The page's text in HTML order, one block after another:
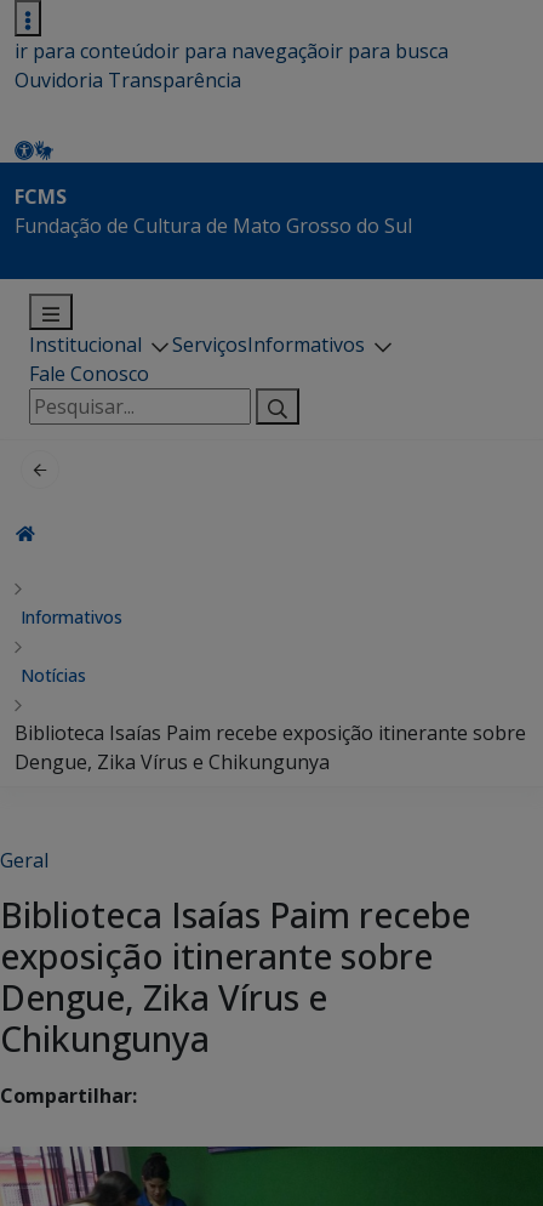
ir para conteúdoir para navegaçãoir para busca
Ouvidoria Transparência
FCMS
Fundação de Cultura de Mato Grosso do Sul
Institucional ServiçosInformativos
Fale Conosco
Pesquisar
por:
Informativos
Notícias
Biblioteca Isaías Paim recebe exposição itinerante sobre
Dengue, Zika Vírus e Chikungunya
Geral
Biblioteca Isaías Paim recebe
exposição itinerante sobre
Dengue, Zika Vírus e
Chikungunya
Compartilhar: